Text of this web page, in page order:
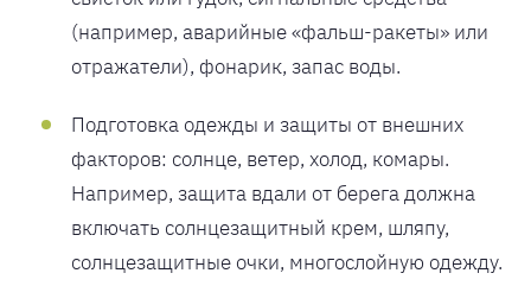
(например, аварийные «фальш-ракеты» или
отражатели), фонарик, запас воды.
Подготовка одежды и защиты от внешних
факторов: солнце, ветер, холод, комары.
Например, защита вдали от берега должна
включать солнцезащитный крем, шляпу,
солнцезащитные очки, многослойную одежду.